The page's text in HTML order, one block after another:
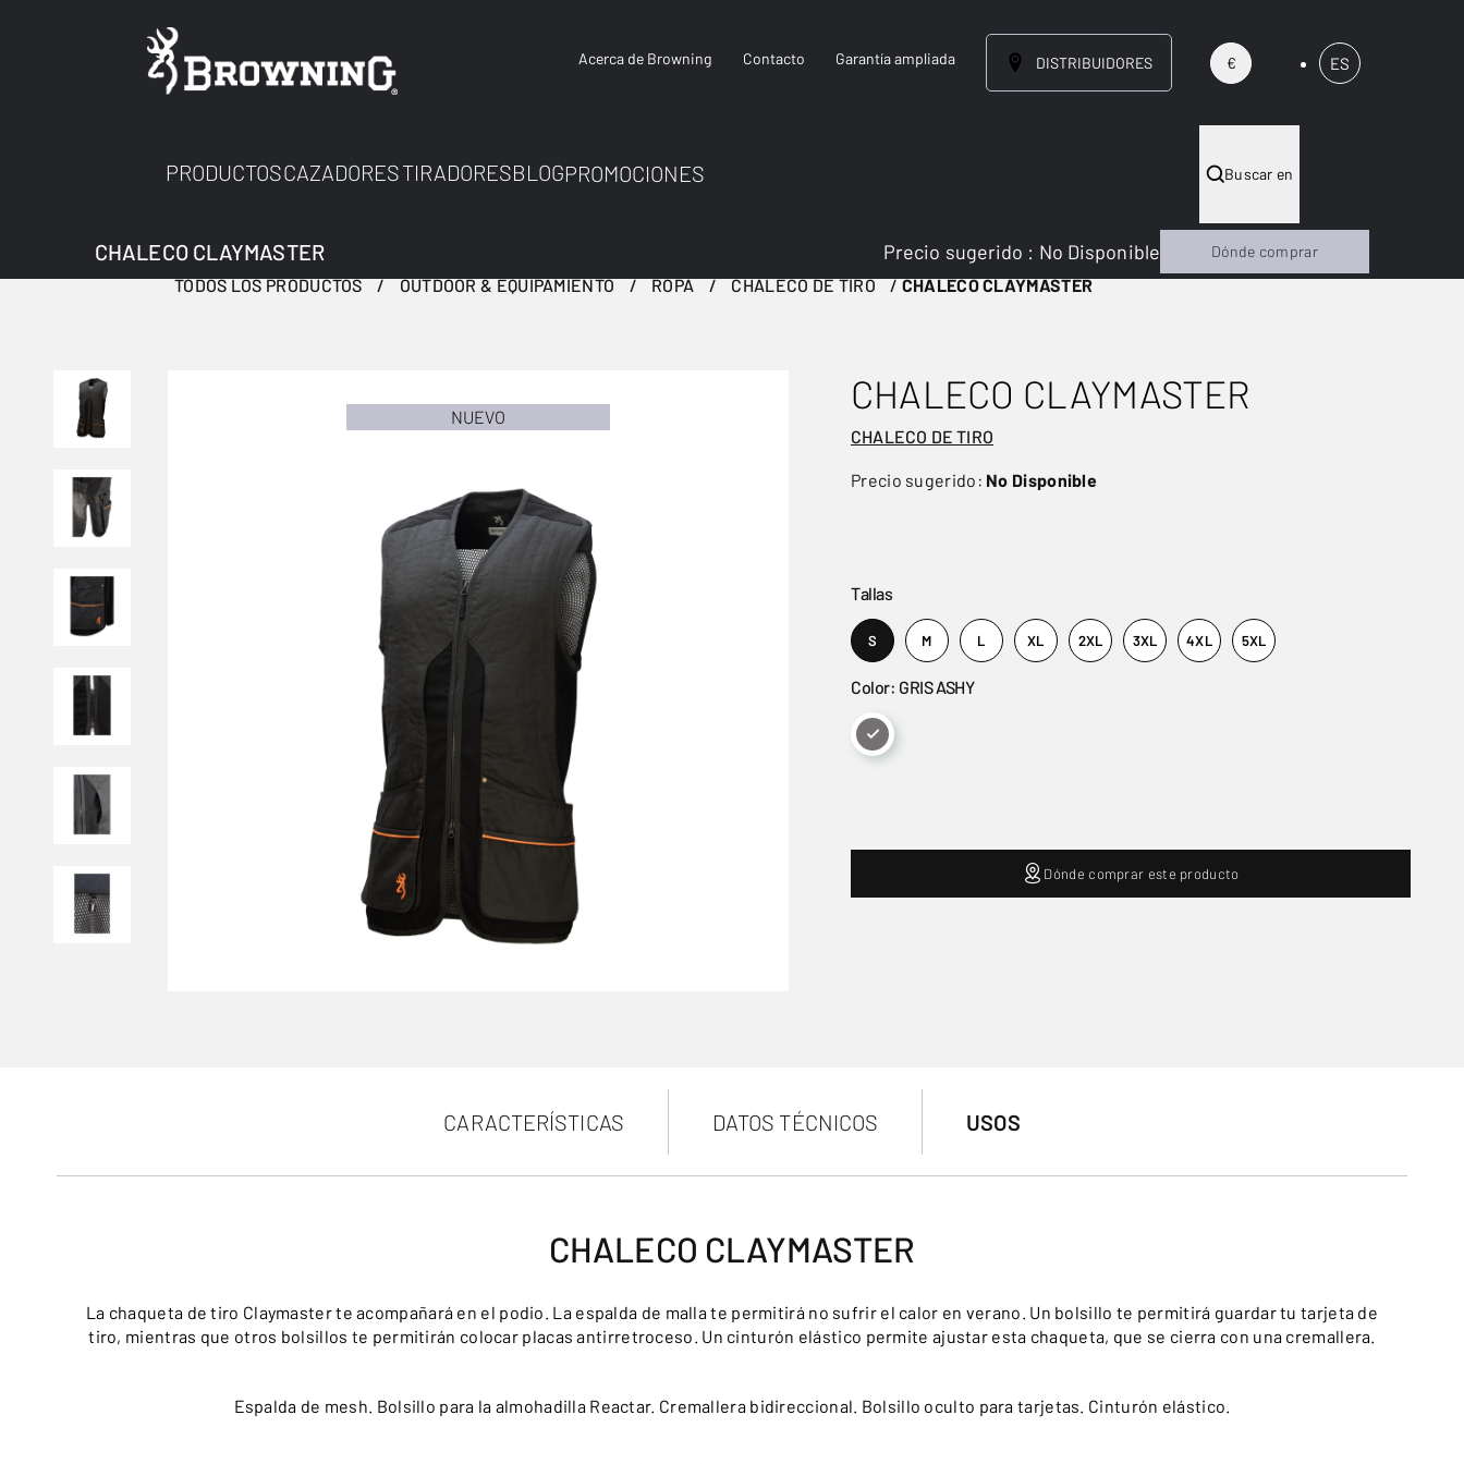
Acerca de Browning Contacto Garantía ampliada DISTRIBUIDORES € ES
PRODUCTOSCAZADORESTIRADORESBLOGPROMOCIONES Buscar en
TODOS LOS PRODUCTOS OUTDOOR & EQUIPAMIENTO ROPA CHALECO DE TIRO CHALECO CLAYMASTER
NUEVO
CHALECO CLAYMASTER
CHALECO DE TIRO
Precio sugerido: No Disponible
Tallas
S M L XL 2XL 3XL 4XL 5XL
Color: GRIS ASHY
CHALECO CLAYMASTER Precio sugerido : No Disponible Dónde comprar
Dónde comprar este producto
CARACTERÍSTICAS DATOS TÉCNICOS USOS
CHALECO CLAYMASTER
La chaqueta de tiro Claymaster te acompañará en el podio. La espalda de malla te permitirá no sufrir el calor en verano. Un bolsillo te permitirá guardar tu tarjeta de
tiro, mientras que otros bolsillos te permitirán colocar placas antirretroceso. Un cinturón elástico permite ajustar esta chaqueta, que se cierra con una cremallera.
Espalda de mesh. Bolsillo para la almohadilla Reactar. Cremallera bidireccional. Bolsillo oculto para tarjetas. Cinturón elástico.